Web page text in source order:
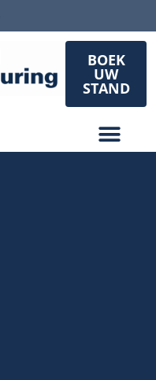
BOEK
UW
STAND